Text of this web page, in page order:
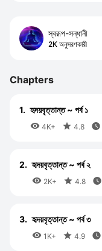
স্বরূপ-সন্ধানী
2K অনুসরণকারী
Chapters
1. হৃদয়বৃত্তান্ত ~ পর্ব ১
 4K+  4.8 
2. হৃদয়বৃত্তান্ত ~ পর্ব ২
 2K+  4.8 
3. হৃদয়বৃত্তান্ত ~ পর্ব ৩
 1K+  4.9 